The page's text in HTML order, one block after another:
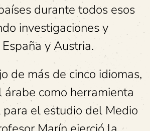
durante todos esos
investigaciones y
y Austria.
de más de cinco idiomas,
como herramienta
el estudio del Medio